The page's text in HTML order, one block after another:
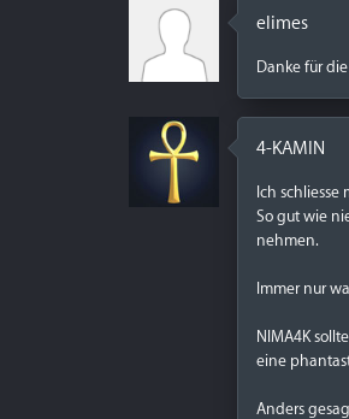
elimes
Danke für
4-KAMIN
Ich schliesse
So gut wie
nehmen.
Immer nur
NIMA4K
eine
Anders